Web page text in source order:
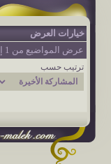
خيارات العرض
عرض المواضيع من 1 إلى 12 من 12
ترتيب حسب